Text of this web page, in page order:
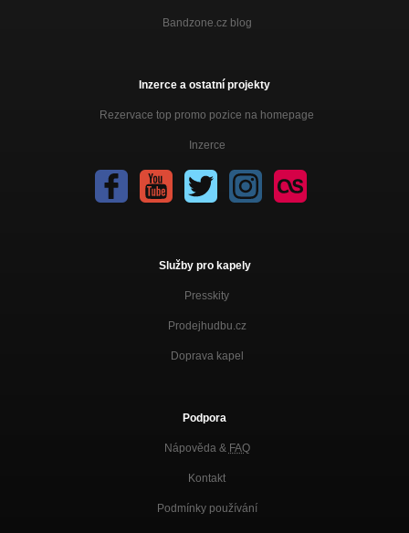
Bandzone.cz blog
Inzerce a ostatní projekty
Rezervace top promo pozice na homepage
Inzerce
Služby pro kapely
Presskity
Prodejhudbu.cz
Doprava kapel
Podpora
Nápověda & FAQ
Kontakt
Podmínky používání